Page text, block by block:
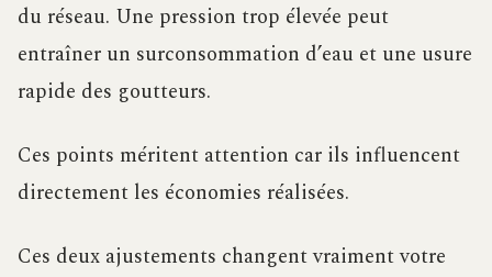
du réseau. Une pression trop élevée peut
entraîner un surconsommation d’eau et une usure
rapide des goutteurs.
Ces points méritent attention car ils influencent
directement les économies réalisées.
Ces deux ajustements changent vraiment votre